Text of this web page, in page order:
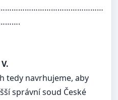
V.
tedy navrhujeme, aby
správní soud České